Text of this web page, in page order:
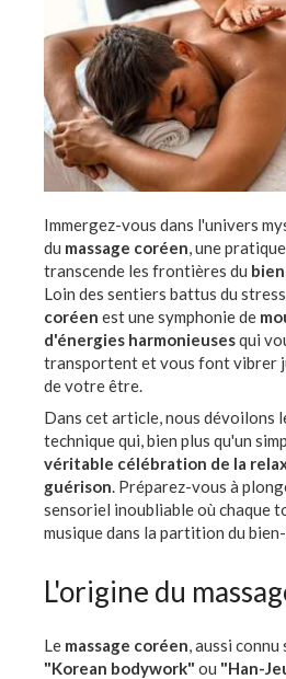
Immergez-vous dans l'univers
du massage coréen , une
transcende les frontières du
Loin des sentiers battus du
coréen est une symphonie de
d'énergies harmonieusesqui
transportent et vous font vibrer
de votre être.
Dans cet article, nous dévoilons
technique qui, bien plus qu'un
véritable célébration de la
guérison . Préparez-vous à
sensoriel inoubliable où chaque
musique dans la partition du
L'origine du
Le massage coréen , aussi
"Korean bodywork" ou "Han-